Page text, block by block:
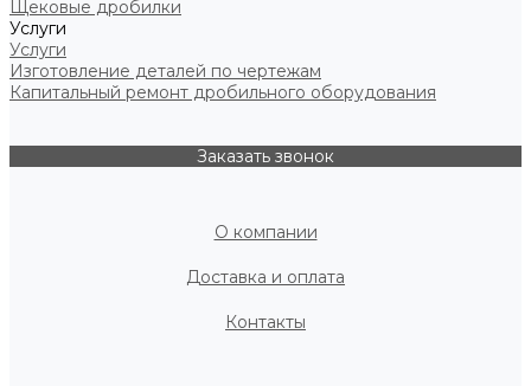
Щековые дробилки
Услуги
Услуги
Изготовление деталей по чертежам
Капитальный ремонт дробильного оборудования
Заказать звонок
О компании
Доставка и оплата
Контакты